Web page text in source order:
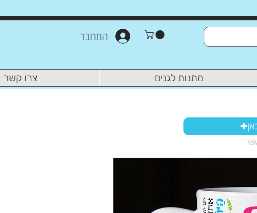
התחבר
מתנות לגנים צרו קשר